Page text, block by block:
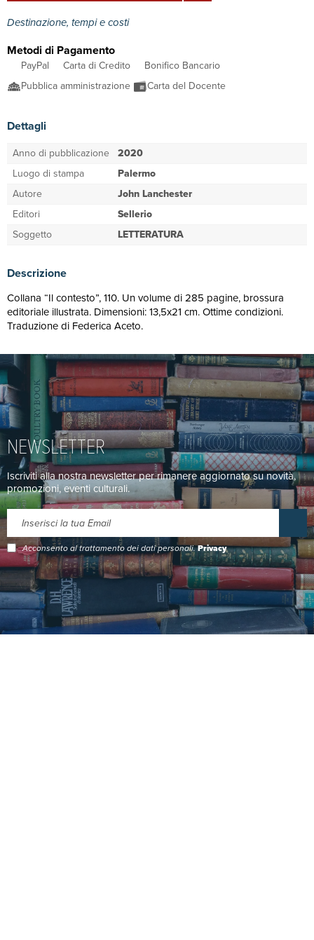
Destinazione, tempi e costi
Metodi di Pagamento
PayPal Carta di Credito
Bonifico Bancario
Pubblica amministrazione
Carta del Docente
Dettagli
Anno di pubblicazione 2020
Luogo di stampa
Palermo
Autore
John Lanchester
Editori
Sellerio
Soggetto
LETTERATURA
Descrizione
Collana “Il contesto”, 110. Un volume di 285 pagine, brossura
editoriale illustrata. Dimensioni: 13,5x21 cm. Ottime condizioni.
Traduzione di Federica Aceto.
NEWSLETTER
Iscriviti alla nostra newsletter per rimanere aggiornato su novità,
promozioni, eventi culturali.
Acconsento al trattamento dei dati personali.Privacy